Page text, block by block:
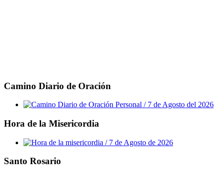
Camino Diario de Oración
Hora de la Misericordia
Santo Rosario